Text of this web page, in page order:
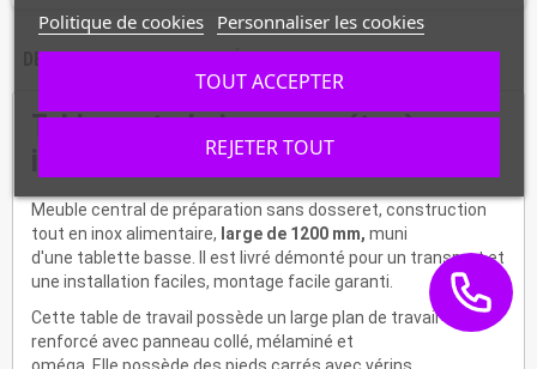
DESCRIPTION CARACTÉRISTIQUES
Table centrale inox avec étagère
inférieure, STTF-127
Meuble central de préparation sans dosseret, construction
tout en inox alimentaire, large de 1200 mm, muni
d'une tablette basse. Il est livré démonté pour un transport et
une installation faciles, montage facile garanti.
Cette table de travail possède un large plan de travail
renforcé avec panneau collé, mélaminé et
Politique de cookies Personnaliser les cookies
REJETER TOUT
TOUT ACCEPTER